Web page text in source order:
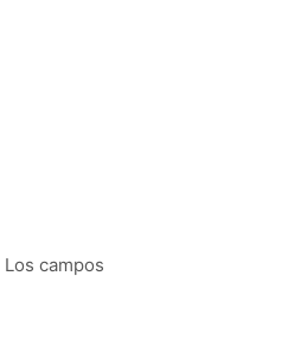
Los campos